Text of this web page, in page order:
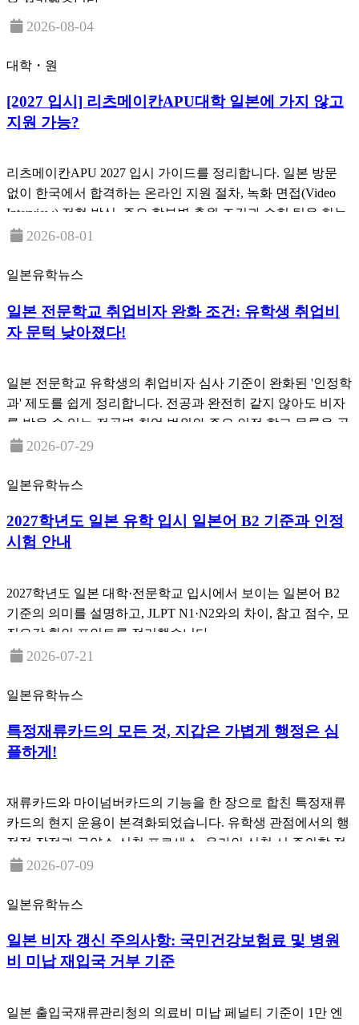
을 정리했습니다.
2026-08-04
대학・원
[2027 입시] 리츠메이칸APU대학 일본에 가지 않고
지원 가능?
리츠메이칸APU 2027 입시 가이드를 정리합니다. 일본 방문
없이 한국에서 합격하는 온라인 지원 절차, 녹화 면접(Video
Interview) 전형 방식, 주요 학부별 출원 조건과 수험 팁을 한눈
에 확인하세요.
2026-08-01
일본유학뉴스
일본 전문학교 취업비자 완화 조건: 유학생 취업비
자 문턱 낮아졌다!
일본 전문학교 유학생의 취업비자 심사 기준이 완화된 '인정학
과' 제도를 쉽게 정리합니다. 전공과 완전히 같지 않아도 비자
를 받을 수 있는 전공별 취업 범위와 주요 인정 학교 목록을 공
유합니다.
2026-07-29
일본유학뉴스
2027학년도 일본 유학 입시 일본어 B2 기준과 인정
시험 안내
2027학년도 일본 대학·전문학교 입시에서 보이는 일본어 B2
기준의 의미를 설명하고, JLPT N1·N2와의 차이, 참고 점수, 모
집요강 확인 포인트를 정리했습니다.
2026-07-21
일본유학뉴스
특정재류카드의 모든 것, 지갑은 가볍게 행정은 심
플하게!
재류카드와 마이넘버카드의 기능을 한 장으로 합친 특정재류
카드의 현지 운용이 본격화되었습니다. 유학생 관점에서의 행
정적 장점과 구약소 신청 프로세스, 온라인 신청 시 주의할 점
등 핵심 유의사항을 정리합니다.
2026-07-09
일본유학뉴스
일본 비자 갱신 주의사항: 국민건강보험료 및 병원
비 미납 재입국 거부 기준
일본 출입국재류관리청의 의료비 미납 페널티 기준이 1만 엔